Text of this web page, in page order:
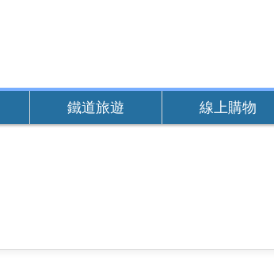
鐵道旅遊 線上購物